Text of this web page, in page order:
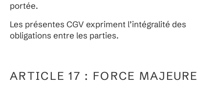
portée.
Les présentes CGV expriment l’intégralité des
obligations entre les parties.
ARTICLE 17 : FORCE MAJEURE